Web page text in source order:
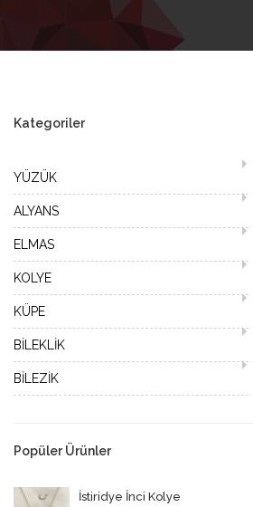
Kategoriler
YÜZÜK
ALYANS
ELMAS
KOLYE
KÜPE
BİLEKLİK
BİLEZİK
Popüler Ürünler
İstiridye İnci Kolye